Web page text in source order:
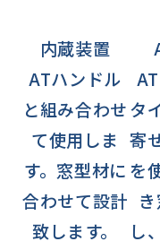
内蔵装置
ATハンドル
と組み合わせ
て使用しま
す。窓型材に
合わせて設計
致します。
タ
寄
を
し